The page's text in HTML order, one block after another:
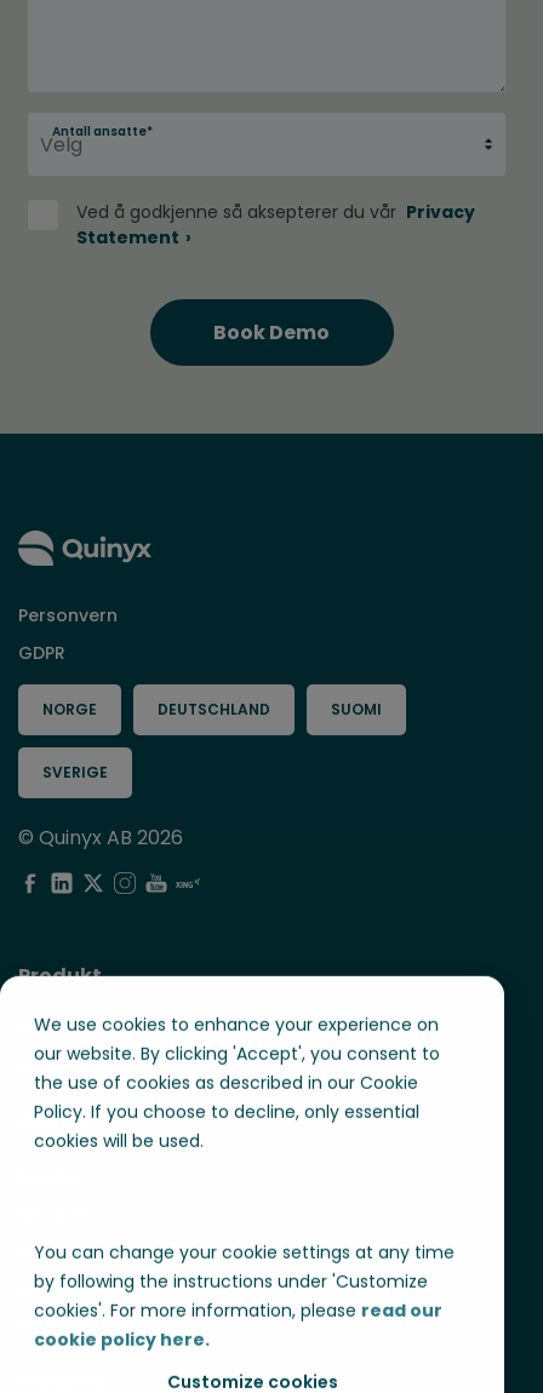
We use cookies to enhance your experience on
our website. By clicking 'Accept', you consent to
the use of cookies as described in our Cookie
Policy. If you choose to decline, only essential
cookies will be used.
You can change your cookie settings at any time
by following the instructions under 'Customize
cookies'. For more information, please read our
cookie policy here.
Customize cookies
Antall ansatte*
Ved å godkjenne så aksepterer du vår Privacy
Statement
Personvern
GDPR
NORGE DEUTSCHLAND SUOMI
SVERIGE
© Quinyx AB 2026
Produkt
Workforce Management
AI-optimalisering
Quinyx
Nyheter & Presse
Karriere
Whistleblowing